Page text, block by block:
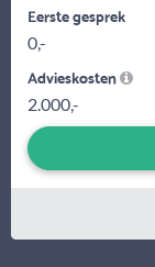
Eerste gesprek
0,-
Advieskosten
2.000,-